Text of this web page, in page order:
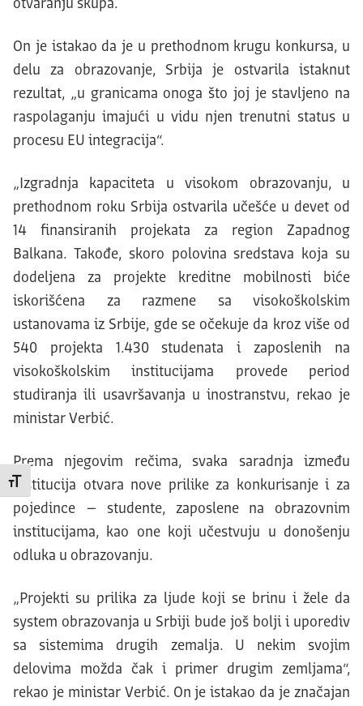
Promeni veličinu slova
otvaranju skupa.
On je istakao da je u prethodnom krugu konkursa, u
delu za obrazovanje, Srbija je ostvarila istaknut
rezultat, „u granicama onoga što joj je stavljeno na
raspolaganju imajući u vidu njen trenutni status u
procesu EU integracija“.
„Izgradnja kapaciteta u visokom obrazovanju, u
prethodnom roku Srbija ostvarila učešće u devet od
14 finansiranih projekata za region Zapadnog
Balkana. Takođe, skoro polovina sredstava koja su
dodeljena za projekte kreditne mobilnosti biće
iskorišćena za razmene sa visokoškolskim
ustanovama iz Srbije, gde se očekuje da kroz više od
540 projekta 1.430 studenata i zaposlenih na
visokoškolskim institucijama provede period
studiranja ili usavršavanja u inostranstvu, rekao je
ministar Verbić.
Prema njegovim rečima, svaka saradnja između
institucija otvara nove prilike za konkurisanje i za
pojedince – studente, zaposlene na obrazovnim
institucijama, kao one koji učestvuju u donošenju
odluka u obrazovanju.
„Projekti su prilika za ljude koji se brinu i žele da
system obrazovanja u Srbiji bude još bolji i uporediv
sa sistemima drugih zemalja. U nekim svojim
delovima možda čak i primer drugim zemljama“,
rekao je ministar Verbić. On je istakao da je značajan